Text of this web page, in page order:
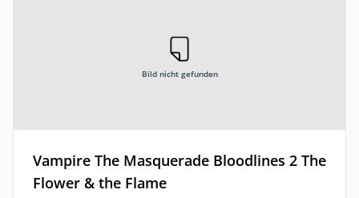
Bild nicht gefunden
Vampire The Masquerade Bloodlines 2 The
Flower & the Flame